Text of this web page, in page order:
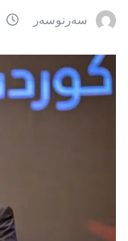
سەرنوسەر